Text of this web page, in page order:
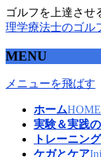
ゴルフを上達させ
理学療法士のゴル
MENU
メニューを飛ばす
ホームHOME
実験＆実践
トレーニング
ケガとケア